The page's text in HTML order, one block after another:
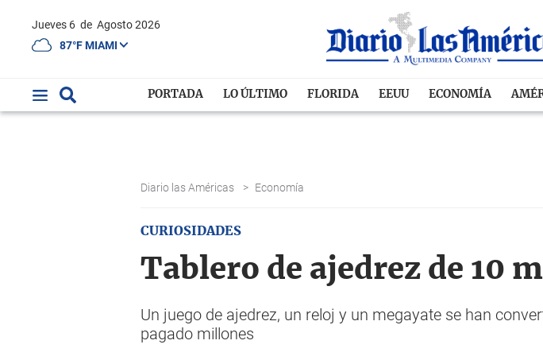
Jueves 6 de Agosto 2026
87°F MIAMI
PORTADA LO ÚLTIMO FLORIDA EEUU ECONOMÍA
Diario las Américas > Economía
CURIOSIDADES
Tablero de ajedrez de 10
Un juego de ajedrez, un reloj y un megayate se han
pagado millones